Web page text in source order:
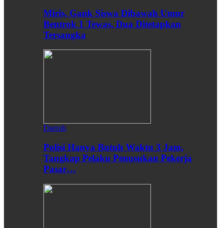
Miris, Gank Siswa Dibawah Umur
Bentrok 1 Tewas, Dua Ditetapkan
Tersangka
Daerah
Polisi Hanya Butuh Waktu 3 Jam,
Tangkap Pelaku Penusukan Pekerja
Pasar…